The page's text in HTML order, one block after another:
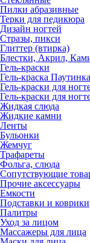
Пилки абразивные
Терки для педикюра
Дизайн ногтей
Стразы, пикси
Глиттер (втирка)
Блестки, Акрил,
Гель-краски
Гель-краска Паутинка
Гель-краски для
Гель-краски для
Жидкая слюда
Жидкие камни
Ленты
Бульонки
Жемчуг
Трафареты
Фольга, слюда
Сопутствующие
Прочие аксессуары
Емкости
Подставки и коврики
Палитры
Уход за лицом
Массажеры для лица